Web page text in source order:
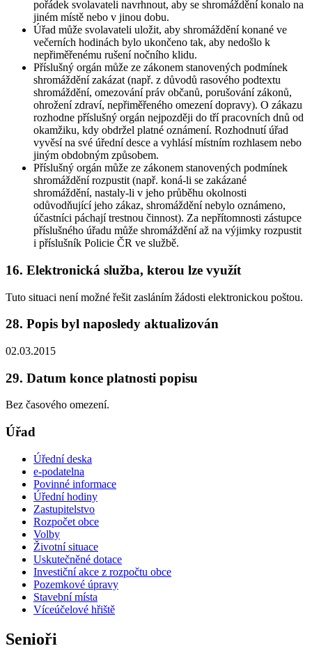
pořádek svolavateli navrhnout, aby se shromáždění konalo na
jiném místě nebo v jinou dobu.
Úřad může svolavateli uložit, aby shromáždění konané ve
večerních hodinách bylo ukončeno tak, aby nedošlo k
nepřiměřenému rušení nočního klidu.
Příslušný orgán může ze zákonem stanovených podmínek
shromáždění zakázat (např. z důvodů rasového podtextu
shromáždění, omezování práv občanů, porušování zákonů,
ohrožení zdraví, nepřiměřeného omezení dopravy). O zákazu
rozhodne příslušný orgán nejpozději do tří pracovních dnů od
okamžiku, kdy obdržel platné oznámení. Rozhodnutí úřad
vyvěsí na své úřední desce a vyhlásí místním rozhlasem nebo
jiným obdobným způsobem.
Příslušný orgán může ze zákonem stanovených podmínek
shromáždění rozpustit (např. koná-li se zakázané
shromáždění, nastaly-li v jeho průběhu okolnosti
odůvodňující jeho zákaz, shromáždění nebylo oznámeno,
účastníci páchají trestnou činnost). Za nepřítomnosti zástupce
příslušného úřadu může shromáždění až na výjimky rozpustit
i příslušník Policie ČR ve službě.
16. Elektronická služba, kterou lze využít
Tuto situaci není možné řešit zasláním žádosti elektronickou poštou.
28. Popis byl naposledy aktualizován
02.03.2015
29. Datum konce platnosti popisu
Bez časového omezení.
Úřad
Úřední deska
e-podatelna
Povinné informace
Úřední hodiny
Zastupitelstvo
Rozpočet obce
Volby
Životní situace
Uskutečněné dotace
Investiční akce z rozpočtu obce
Pozemkové úpravy
Stavební místa
Víceúčelové hřiště
Senioři